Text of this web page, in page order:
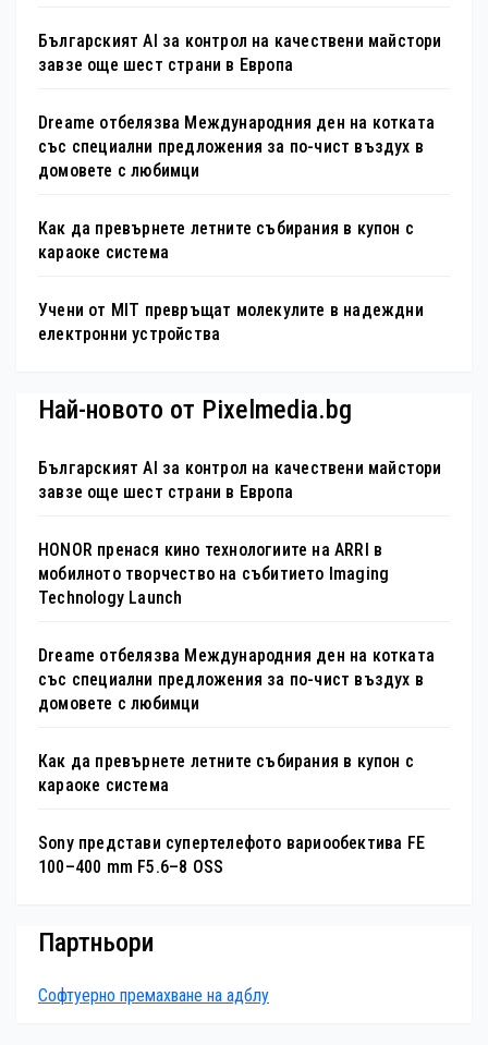
Българският AI за контрол на качествени майстори
завзе още шест страни в Европа
Dreame отбелязва Международния ден на котката
със специални предложения за по-чист въздух в
домовете с любимци
Как да превърнете летните събирания в купон с
караоке система
Учени от MIT превръщат молекулите в надеждни
електронни устройства
Най-новото от Pixelmedia.bg
Българският AI за контрол на качествени майстори
завзе още шест страни в Европа
HONOR пренася кино технологиите на ARRI в
мобилното творчество на събитието Imaging
Technology Launch
Dreame отбелязва Международния ден на котката
със специални предложения за по-чист въздух в
домовете с любимци
Как да превърнете летните събирания в купон с
караоке система
Sony представи супертелефото вариообектива FE
100–400 mm F5.6–8 OSS
Партньори
Софтуерно премахване на адблу